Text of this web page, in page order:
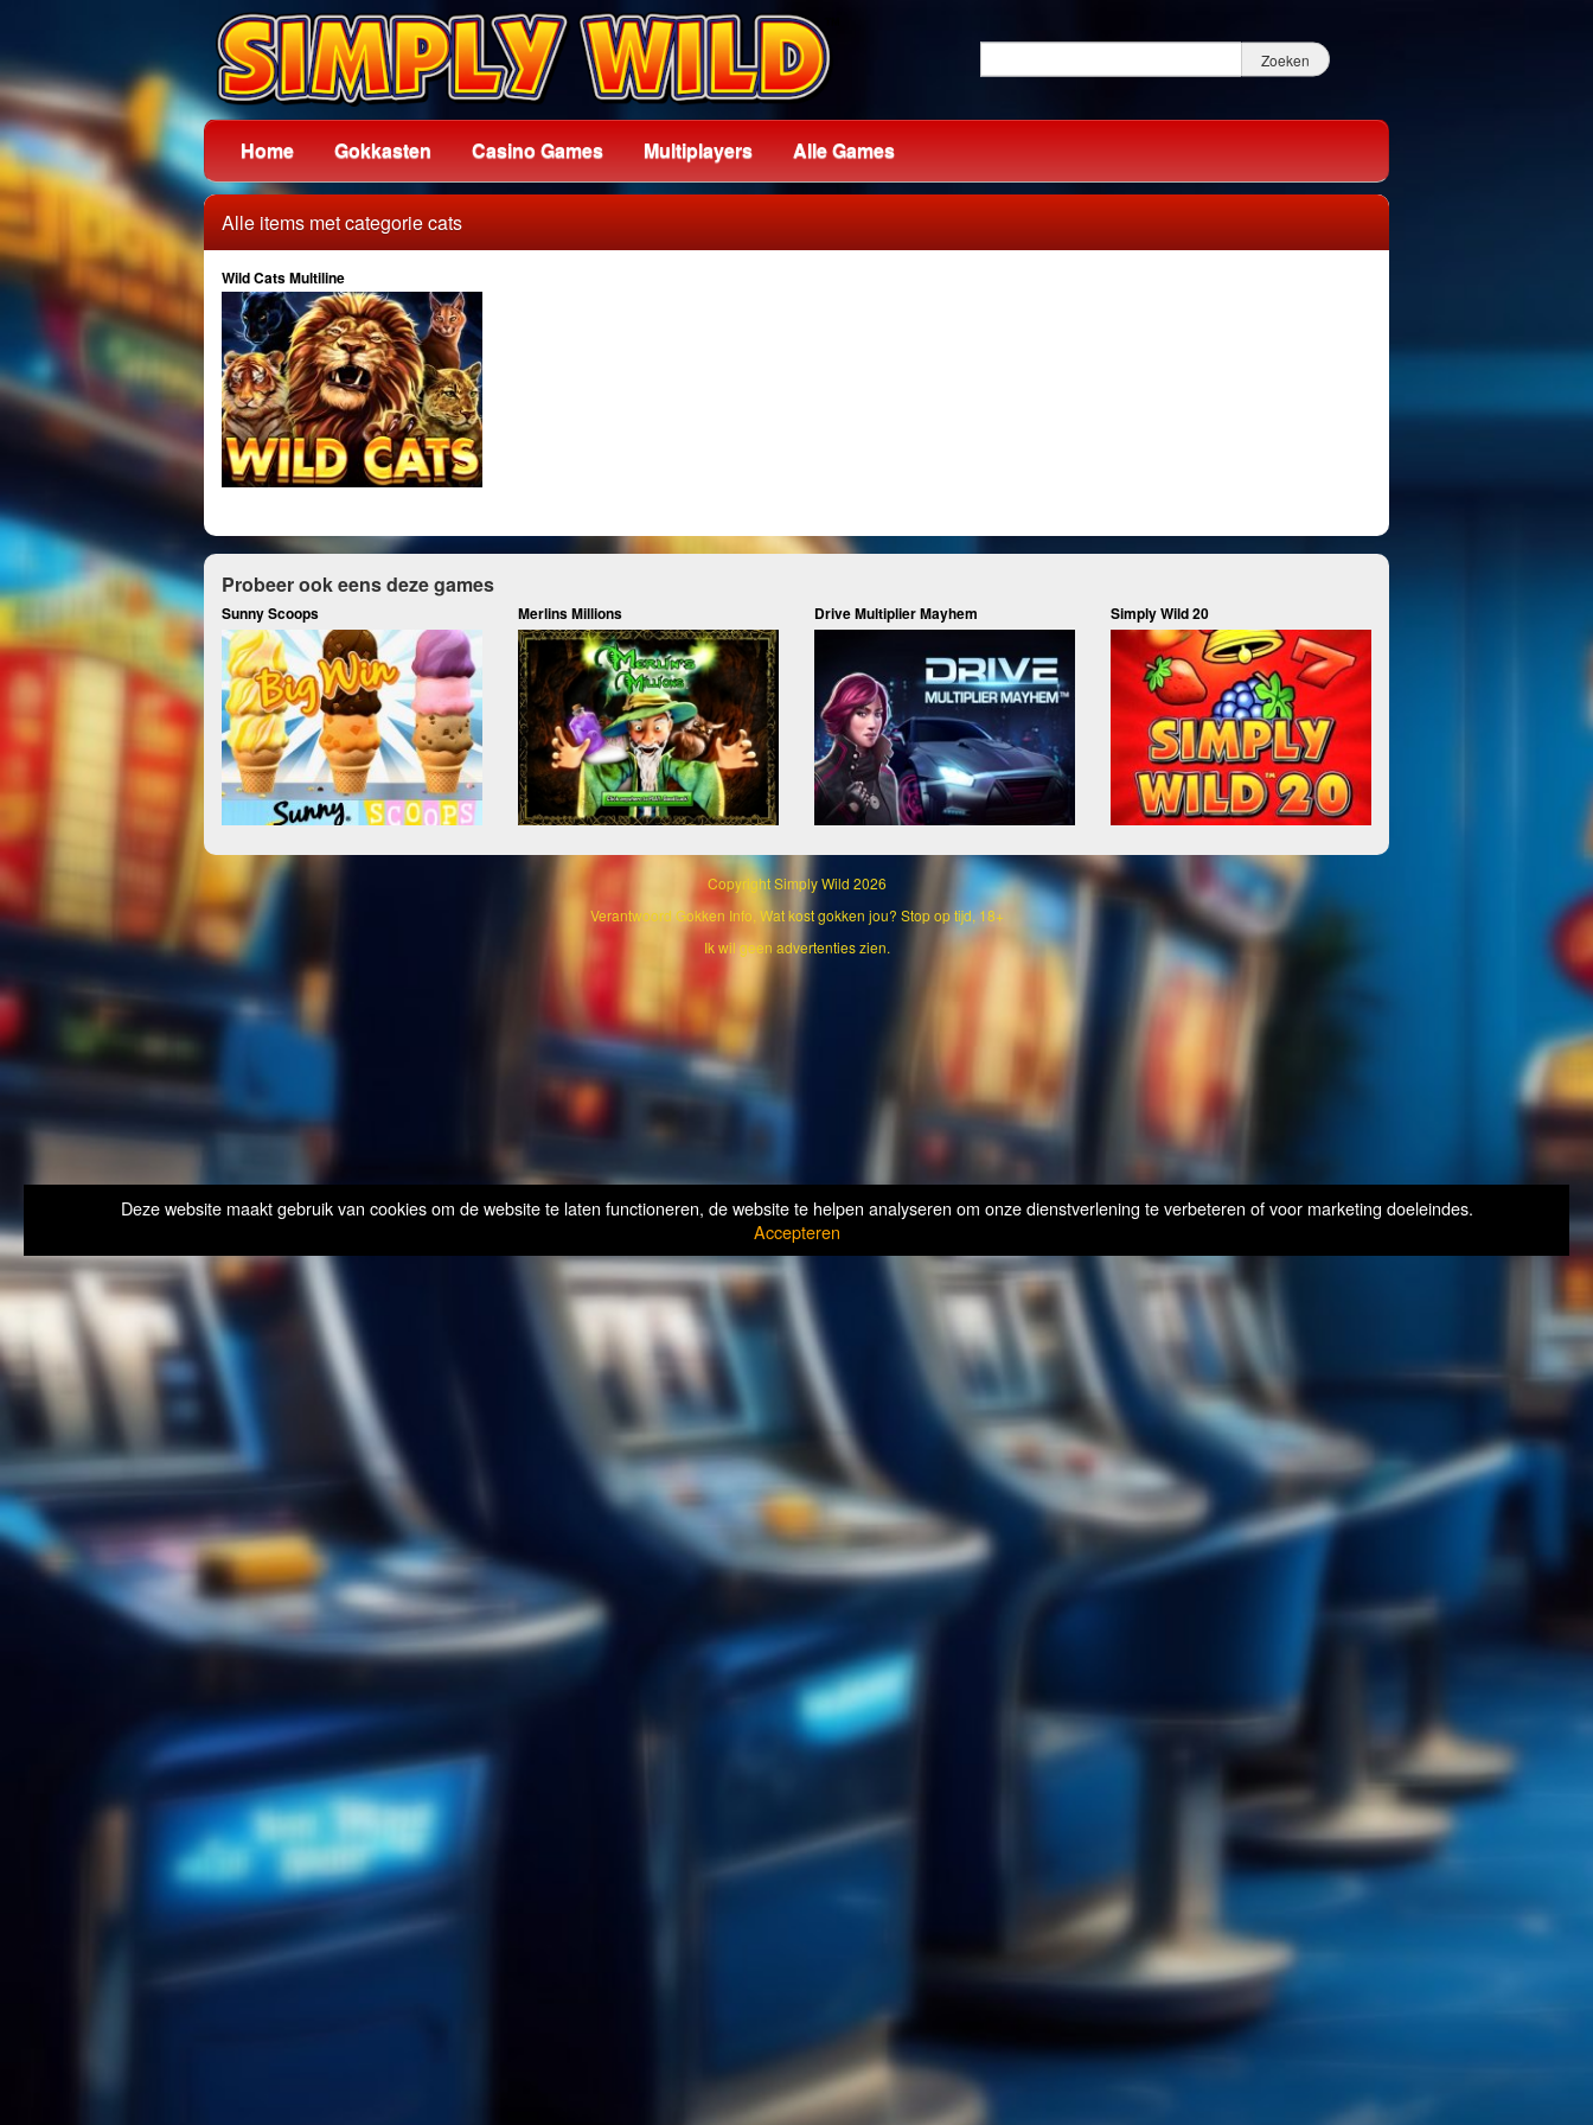
Deze website maakt gebruik van cookies om de website te laten functioneren, de website te helpen analyseren om onze dienstverlening te verbeteren of voor marketing doeleindes.
Accepteren
Home Gokkasten Casino Games Multiplayers Alle Games
Alle items met categorie cats
Wild Cats Multiline
Probeer ook eens deze games
Sunny Scoops Merlins Millions Drive Multiplier Mayhem Simply Wild 20
CopyrightSimply Wild 2026
Verantwoord Gokken Info, Wat kost gokken jou? Stop op tijd, 18+
Ik wil geen advertenties zien.